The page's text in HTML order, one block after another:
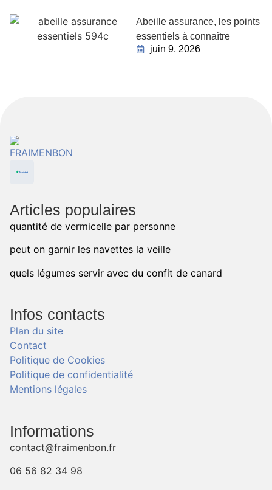
Abeille assurance, les points
essentiels à connaître
juin 9, 2026
Articles populaires
quantité de vermicelle par personne
peut on garnir les navettes la veille
quels légumes servir avec du confit de canard
Infos contacts
Plan du site
Contact
Politique de Cookies
Politique de confidentialité
Mentions légales
Informations
contact@fraimenbon.fr
06 56 82 34 98